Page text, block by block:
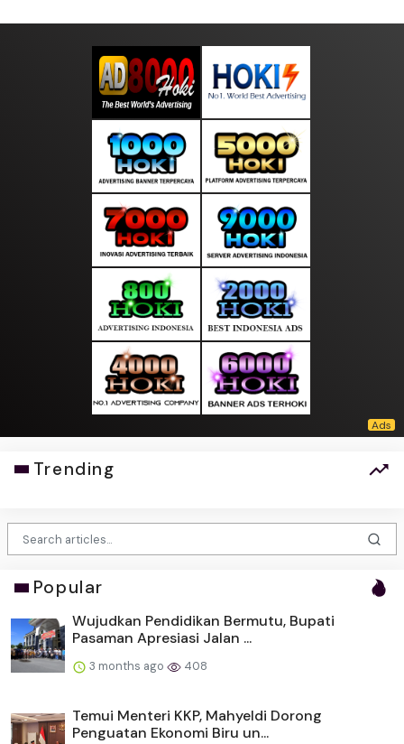
Trending
Popular
Wujudkan Pendidikan Bermutu, Bupati
Pasaman Apresiasi Jalan ...
3 months ago 408
Temui Menteri KKP, Mahyeldi Dorong
Penguatan Ekonomi Biru un...